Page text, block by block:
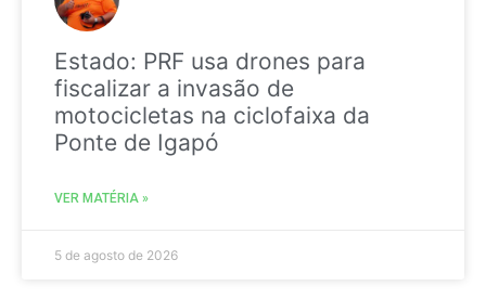
Estado: PRF usa drones para
fiscalizar a invasão de
motocicletas na ciclofaixa da
Ponte de Igapó
VER MATÉRIA »
5 de agosto de 2026